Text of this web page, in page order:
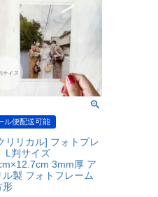
ル便配送可能
リリカル] フォトプレ
L判サイズ
3mm厚 ア
ル製 フォトフレーム
形